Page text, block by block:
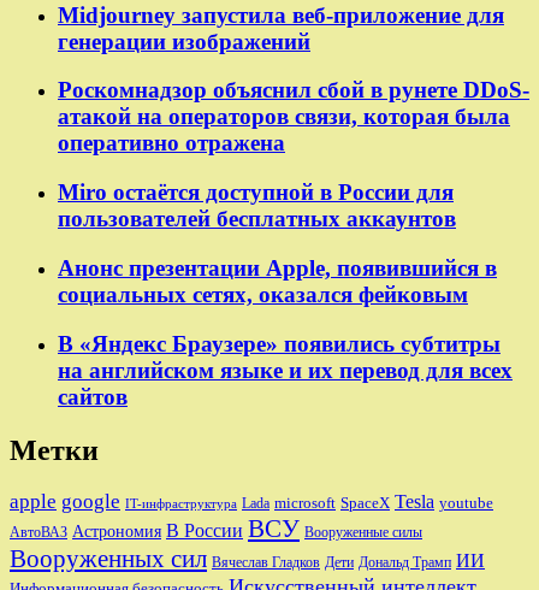
Midjourney запустила веб-приложение для
генерации изображений
Роскомнадзор объяснил сбой в рунете DDoS-
атакой на операторов связи, которая была
оперативно отражена
Miro остаётся доступной в России для
пользователей бесплатных аккаунтов
Анонс презентации Apple, появившийся в
социальных сетях, оказался фейковым
В «Яндекс Браузере» появились субтитры
на английском языке и их перевод для всех
сайтов
Метки
apple google IT-инфраструктура Lada microsoft SpaceX Tesla youtube
АвтоВАЗ Астрономия В России ВСУ Вооруженные силы
Вооруженных сил Вячеслав Гладков Дети Дональд Трамп ИИ